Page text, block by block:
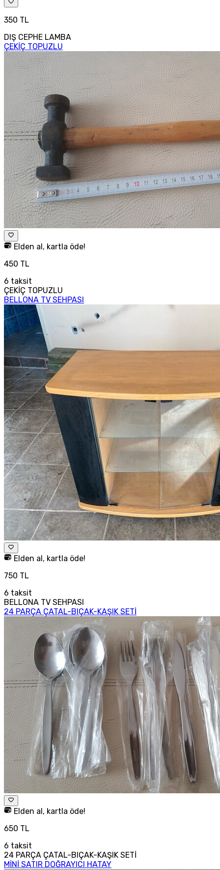
350 TL
DIŞ CEPHE LAMBA
ÇEKİÇ TOPUZLU
Elden al, kartla öde!
450 TL
6 taksit
ÇEKİÇ TOPUZLU
BELLONA TV SEHPASI
Elden al, kartla öde!
750 TL
6 taksit
BELLONA TV SEHPASI
24 PARÇA ÇATAL-BIÇAK-KAŞIK SETİ
Elden al, kartla öde!
650 TL
6 taksit
24 PARÇA ÇATAL-BIÇAK-KAŞIK SETİ
MİNİ SATIR DOĞRAYICI HATAY